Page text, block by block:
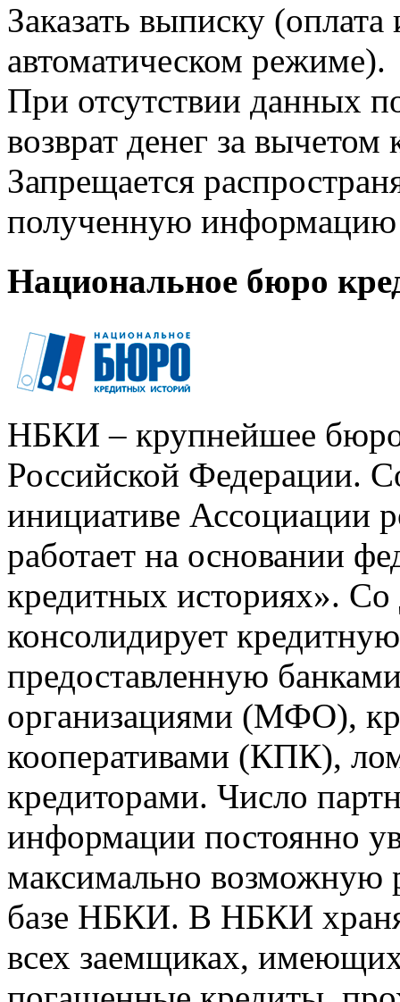
Заказать выписку
автоматическом режиме).
При отсутствии данных
возврат денег за
Запрещается
полученную информацию
Национальное бюро
НБКИ – крупнейшее
Российской Федерации.
инициативе Ассоциации
работает на основании
кредитных историях».
консолидирует
предоставленную
организациями (МФО),
кооперативами (КПК),
кредиторами. Число
информации постоянно
максимально возможную
базе НБКИ. В НБКИ
всех заемщиках,